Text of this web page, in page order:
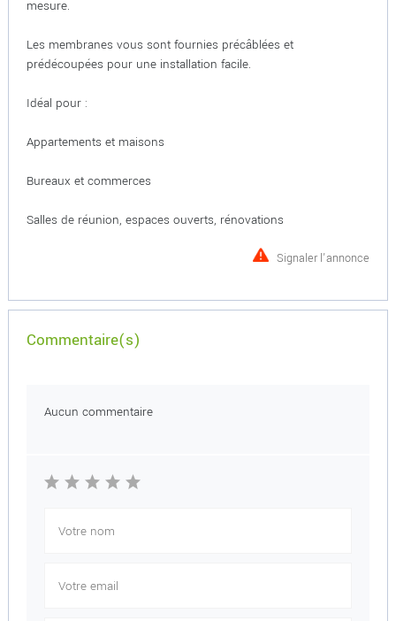
mesure.
Les membranes vous sont fournies précâblées et
prédécoupées pour une installation facile.
Idéal pour :
Appartements et maisons
Bureaux et commerces
Salles de réunion, espaces ouverts, rénovations
Signaler l'annonce
Commentaire(s)
Aucun commentaire